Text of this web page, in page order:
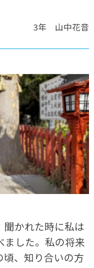
3年 山中花音
聞かれた時に私は
ました。私の将来
、知り合いの方